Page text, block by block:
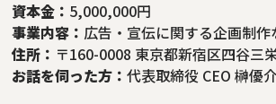
資本金： 5,000,000円
事業内容： 広告・宣伝に関する企画制作
住所： 〒160-0008 東京都新宿区四谷三
お話を伺った方： 代表取締役 CEO 榊優